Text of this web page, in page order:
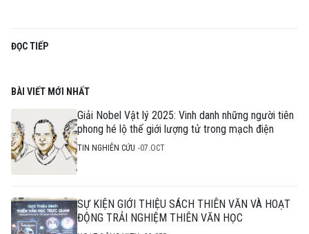
ĐỌC TIẾP
BÀI VIẾT MỚI NHẤT
Giải Nobel Vật lý 2025: Vinh danh những người tiên
phong hé lộ thế giới lượng tử trong mạch điện
TIN NGHIÊN CỨU 07.OCT
SỰ KIỆN GIỚI THIỆU SÁCH THIÊN VĂN VÀ HOẠT
ĐỘNG TRẢI NGHIỆM THIÊN VĂN HỌC